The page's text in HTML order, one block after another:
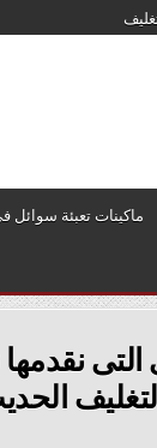
ماكينات تعبئة سوائل
التى